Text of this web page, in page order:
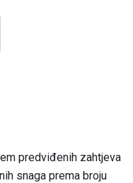
predviđenih zahtjeva
snaga prema broju